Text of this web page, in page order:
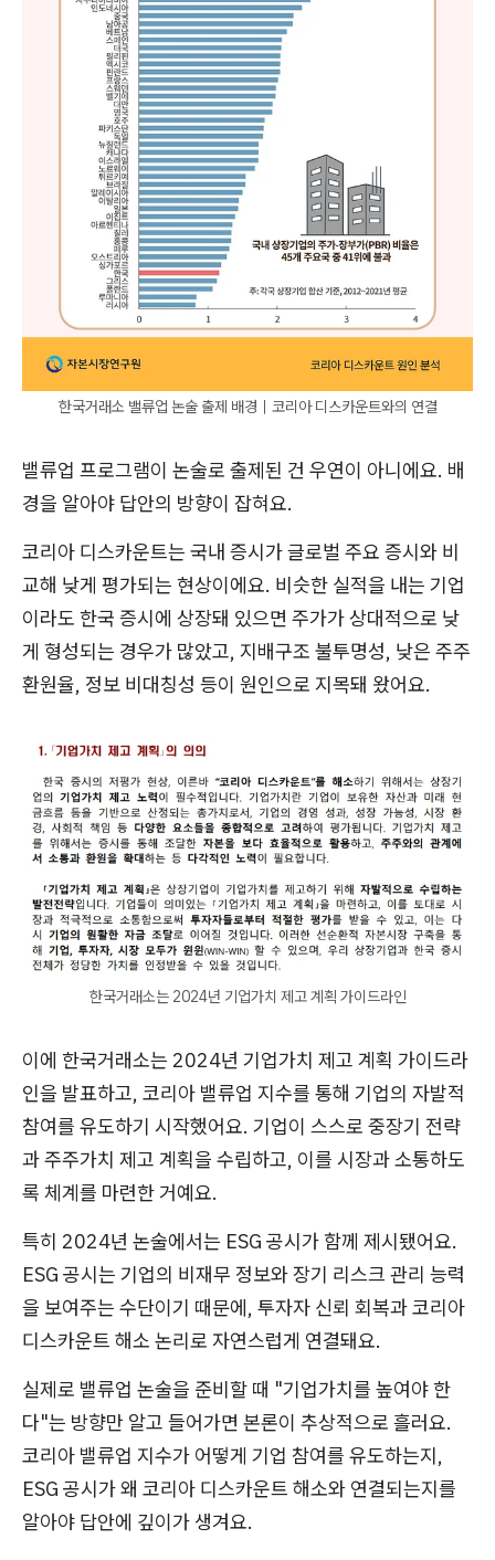
한국거래소 밸류업 논술 출제 배경｜코리아 디스카운트와의 연결
밸류업 프로그램이 논술로 출제된 건 우연이 아니에요. 배
경을 알아야 답안의 방향이 잡혀요.
코리아 디스카운트는 국내 증시가 글로벌 주요 증시와 비
교해 낮게 평가되는 현상이에요. 비슷한 실적을 내는 기업
이라도 한국 증시에 상장돼 있으면 주가가 상대적으로 낮
게 형성되는 경우가 많았고, 지배구조 불투명성, 낮은 주주
환원율, 정보 비대칭성 등이 원인으로 지목돼 왔어요.
한국거래소는 2024년 기업가치 제고 계획 가이드라인
이에 한국거래소는 2024년 기업가치 제고 계획 가이드라
인을 발표하고, 코리아 밸류업 지수를 통해 기업의 자발적
참여를 유도하기 시작했어요. 기업이 스스로 중장기 전략
과 주주가치 제고 계획을 수립하고, 이를 시장과 소통하도
록 체계를 마련한 거예요.
특히 2024년 논술에서는 ESG 공시가 함께 제시됐어요.
ESG 공시는 기업의 비재무 정보와 장기 리스크 관리 능력
을 보여주는 수단이기 때문에, 투자자 신뢰 회복과 코리아
디스카운트 해소 논리로 자연스럽게 연결돼요.
실제로 밸류업 논술을 준비할 때 "기업가치를 높여야 한
다"는 방향만 알고 들어가면 본론이 추상적으로 흘러요.
코리아 밸류업 지수가 어떻게 기업 참여를 유도하는지,
ESG 공시가 왜 코리아 디스카운트 해소와 연결되는지를
알아야 답안에 깊이가 생겨요.